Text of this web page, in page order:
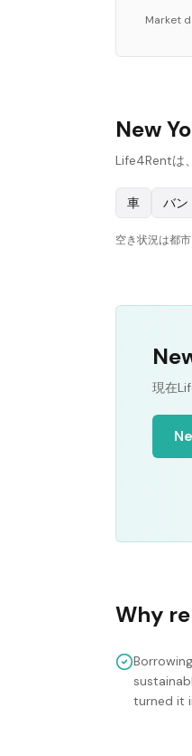
Market
New
Life4Rentは
車 バン
空き状況は都
現在
Why
turned it